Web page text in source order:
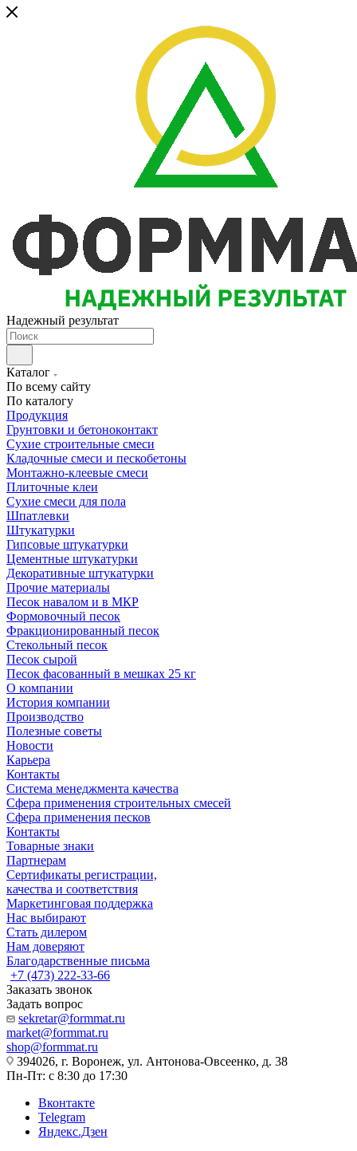
Надежный результат
Каталог
По всему сайту
По каталогу
Продукция
Грунтовки и бетоноконтакт
Сухие строительные смеси
Кладочные смеси и пескобетоны
Монтажно-клеевые смеси
Плиточные клеи
Сухие смеси для пола
Шпатлевки
Штукатурки
Гипсовые штукатурки
Цементные штукатурки
Декоративные штукатурки
Прочие материалы
Песок навалом и в МКР
Формовочный песок
Фракционированный песок
Стекольный песок
Песок сырой
Песок фасованный в мешках 25 кг
О компании
История компании
Производство
Полезные советы
Новости
Карьера
Контакты
Система менеджмента качества
Сфера применения строительных смесей
Сфера применения песков
Контакты
Товарные знаки
Партнерам
Сертификаты регистрации,
качества и соответствия
Маркетинговая поддержка
Нас выбирают
Стать дилером
Нам доверяют
Благодарственные письма
+7 (473) 222-33-66
Заказать звонок
Задать вопрос
sekretar@formmat.ru
market@formmat.ru
shop@formmat.ru
394026, г. Воронеж, ул. Антонова-Овсеенко, д. 38
Пн-Пт: с 8:30 до 17:30
Вконтакте
Telegram
Яндекс.Дзен